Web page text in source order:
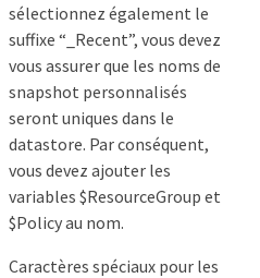
sélectionnez également le
suffixe “_Recent”, vous devez
vous assurer que les noms de
snapshot personnalisés
seront uniques dans le
datastore. Par conséquent,
vous devez ajouter les
variables $ResourceGroup et
$Policy au nom.
Caractères spéciaux pour les